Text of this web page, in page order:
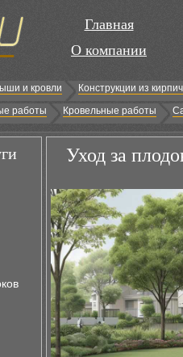
Главная
О компании
и кровли Конструкции из
работы Кровельные работы
Уход за